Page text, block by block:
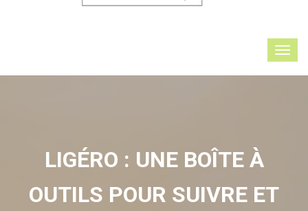
LIGÉRO : UNE BOÎTE À
OUTILS POUR SUIVRE ET